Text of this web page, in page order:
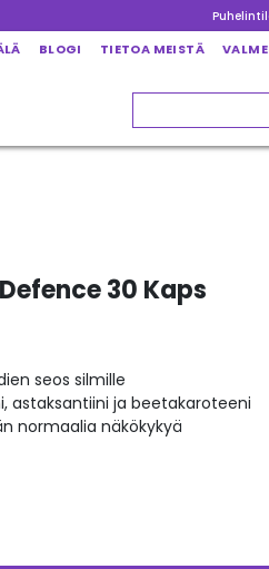
BLOGI TIETOA MEISTÄ
30 Kaps
seos silmille
astaksantiini ja beetakaroteeni
normaalia näkökykyä